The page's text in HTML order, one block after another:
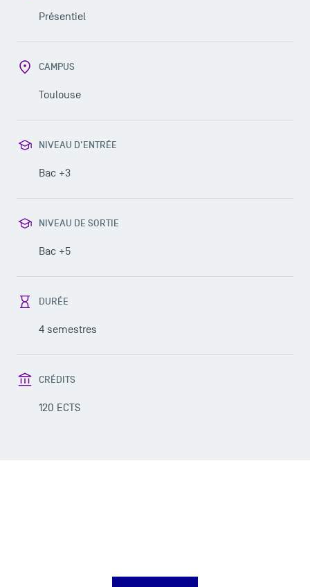
Présentiel
CAMPUS
Toulouse
NIVEAU D'ENTRÉE
Bac +3
NIVEAU DE SORTIE
Bac +5
DURÉE
4 semestres
CRÉDITS
120 ECTS